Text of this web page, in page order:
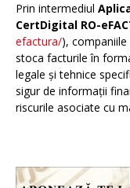
Prin intermediul
CertDigital RO-
efactura/),
stoca facturile în
legale și tehnice
sigur de informații
riscurile asociate cu